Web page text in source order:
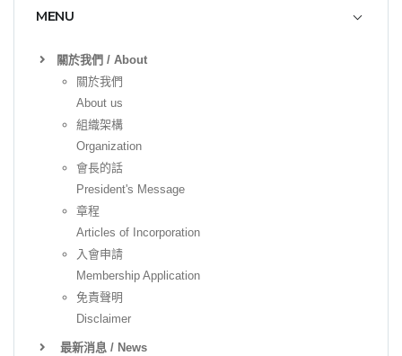
MENU
關於我們 / About
關於我們
About us
組織架構
Organization
會長的話
President's Message
章程
Articles of Incorporation
入會申請
Membership Application
免責聲明
Disclaimer
最新消息 / News